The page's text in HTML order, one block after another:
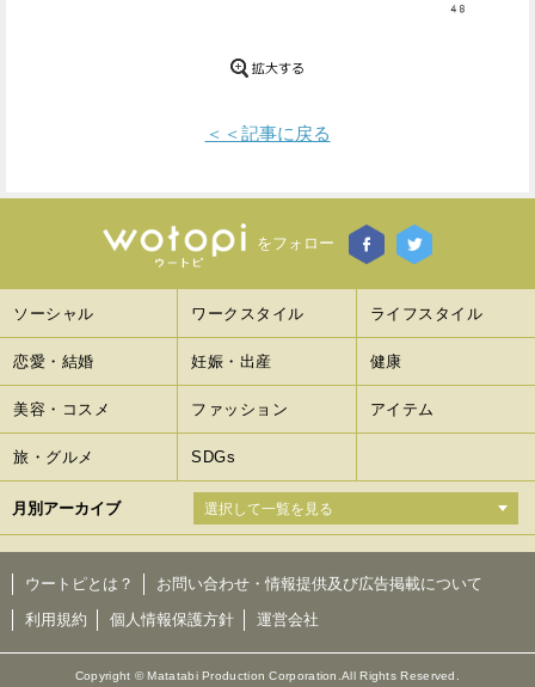
＜＜記事に戻る
をフォロー
ソーシャル ワークスタイル ライフスタイル
恋愛・結婚 妊娠・出産 健康
美容・コスメ ファッション アイテム
旅・グルメ SDGs
月別アーカイブ
ウートピとは？
お問い合わせ・情報提供及び広告掲載について
利用規約
個人情報保護方針 運営会社
Copyright © Matatabi Production Corporation.All Rights Reserved.